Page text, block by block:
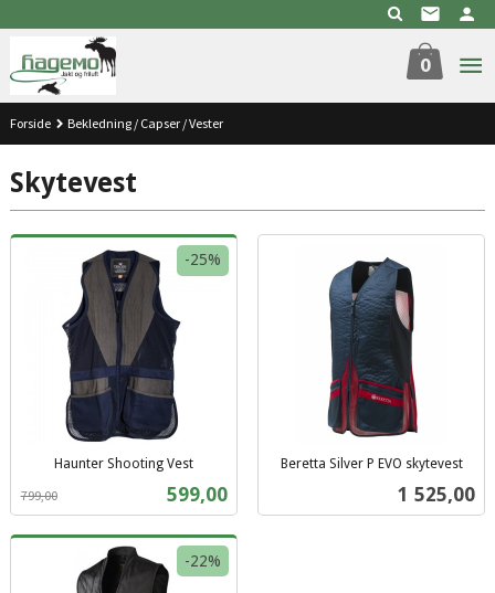
til
innholdet
0
Forside Bekledning / Capser / Vester
Skytevest
Haunter Shooting Vest
Tilbud
599,00
799,00
-25%
mva.
Beretta Silver P EVO skytevest
Pris
1 525,00
-22%